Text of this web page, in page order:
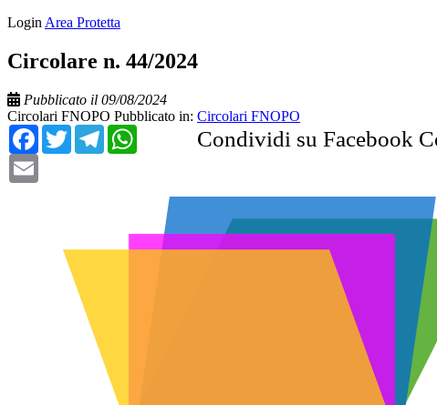
Login Area Protetta
Circolare n. 44/2024
Pubblicato il 09/08/2024
Circolari FNOPO Pubblicato in: Circolari FNOPO
Condividi su Facebook
Facebook
TwitterTelegramWhatsApp
Email